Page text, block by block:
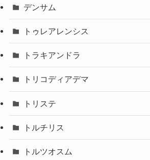
デンサム
トゥレアレンシス
トラキアンドラ
トリコディアデマ
トリステ
トルチリス
トルツオスム